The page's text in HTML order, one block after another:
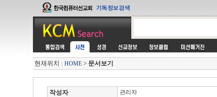
현재위치 : HOME> 문서보기
작성자 관리자